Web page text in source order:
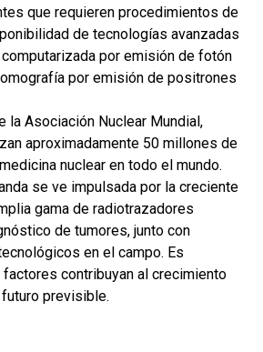
que requieren procedimientos de
de tecnologías avanzadas
por emisión de fotón
por emisión de positrones
la Asociación Nuclear Mundial,
aproximadamente 50 millones de
nuclear en todo el mundo.
se ve impulsada por la creciente
gama de radiotrazadores
de tumores, junto con
en el campo. Es
contribuyan al crecimiento
previsible.